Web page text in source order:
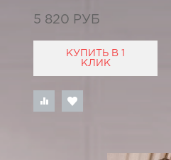
5 820 РУБ
КУПИТЬ В 1
КЛИК